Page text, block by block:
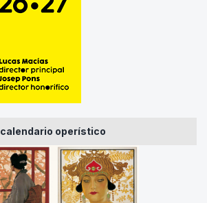
calendario operístico